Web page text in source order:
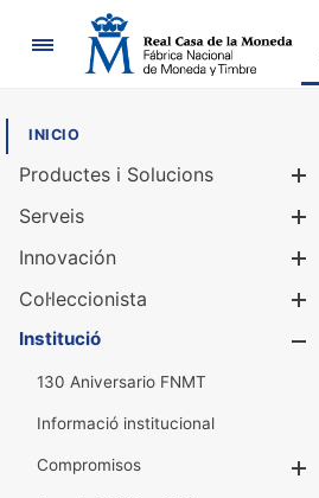
Navegació
INICIO
Productes i Solucions
Serveis
Innovación
Col·leccionista
Institució
130 Aniversario FNMT
Informació institucional
Compromisos